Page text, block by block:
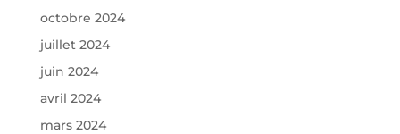
octobre 2024
juillet 2024
juin 2024
avril 2024
mars 2024